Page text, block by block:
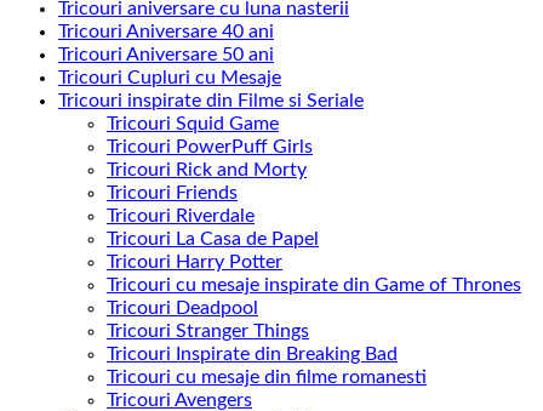
Tricouri aniversare cu luna nasterii
Tricouri Aniversare 40 ani
Tricouri Aniversare 50 ani
Tricouri Cupluri cu Mesaje
Tricouri inspirate din Filme si Seriale
Tricouri Squid Game
Tricouri PowerPuff Girls
Tricouri Rick and Morty
Tricouri Friends
Tricouri Riverdale
Tricouri La Casa de Papel
Tricouri Harry Potter
Tricouri cu mesaje inspirate din Game of Thrones
Tricouri Deadpool
Tricouri Stranger Things
Tricouri Inspirate din Breaking Bad
Tricouri cu mesaje din filme romanesti
Tricouri Avengers